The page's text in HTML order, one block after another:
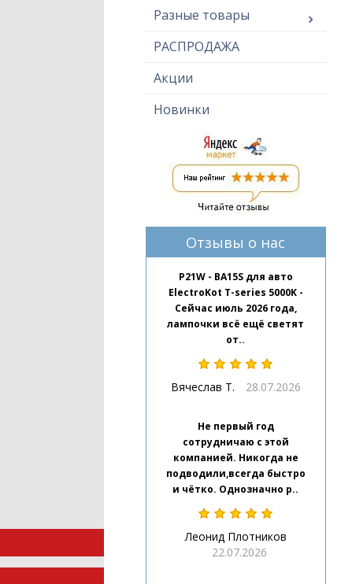
Разные товары
РАСПРОДАЖА
Акции
Новинки
Отзывы о нас
P21W - BA15S для авто
ElectroKot T-series 5000K -
Сейчас июль 2026 года,
лампочки всё ещё светят
от..
Вячеслав Т. 28.07.2026
Не первый год
сотрудничаю с этой
компанией. Никогда не
подводили,всегда быстро
и чётко. Однозначно р..
Леонид Плотников
22.07.2026